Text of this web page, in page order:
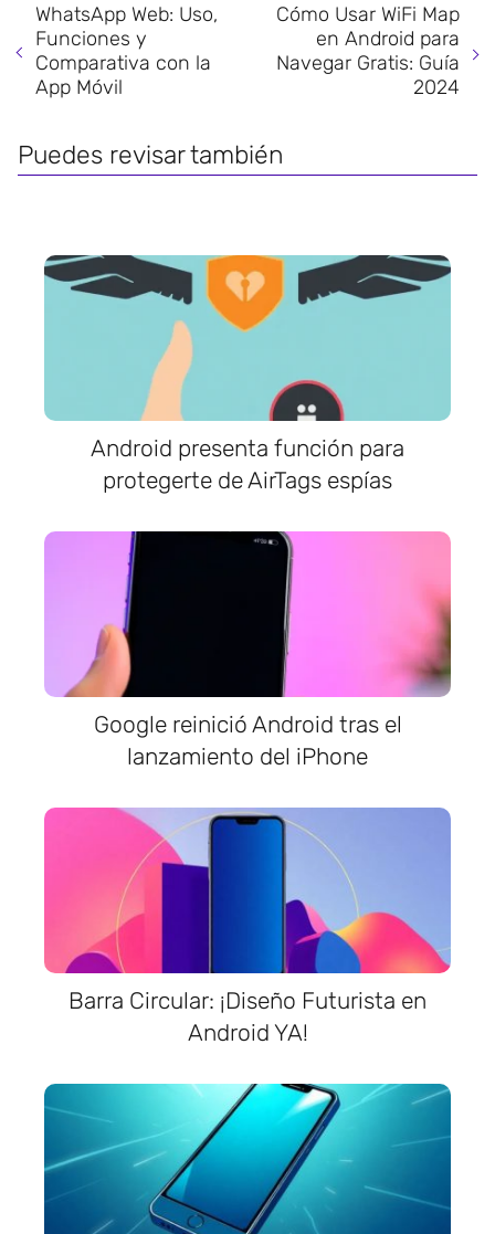
WhatsApp Web: Uso,
Funciones y
Comparativa con la
App Móvil
Cómo Usar WiFi Map
en Android para
Navegar Gratis: Guía
2024
Puedes revisar también
Android presenta función para
protegerte de AirTags espías
Google reinició Android tras el
lanzamiento del iPhone
Barra Circular: ¡Diseño Futurista en
Android YA!